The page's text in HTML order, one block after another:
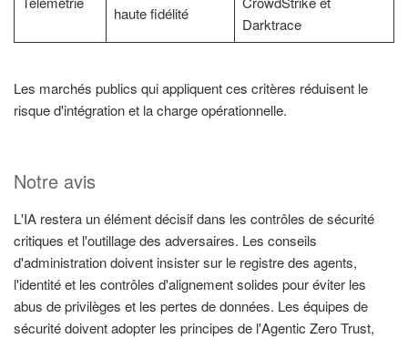
haute fidélité
Darktrace
Les marchés publics qui appliquent ces critères réduisent le
risque d'intégration et la charge opérationnelle.
Notre avis
L'IA restera un élément décisif dans les contrôles de sécurité
critiques et l'outillage des adversaires. Les conseils
d'administration doivent insister sur le registre des agents,
l'identité et les contrôles d'alignement solides pour éviter les
abus de privilèges et les pertes de données. Les équipes de
sécurité doivent adopter les principes de l'Agentic Zero Trust,